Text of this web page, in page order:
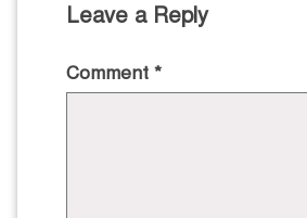
Leave a Reply
Comment *